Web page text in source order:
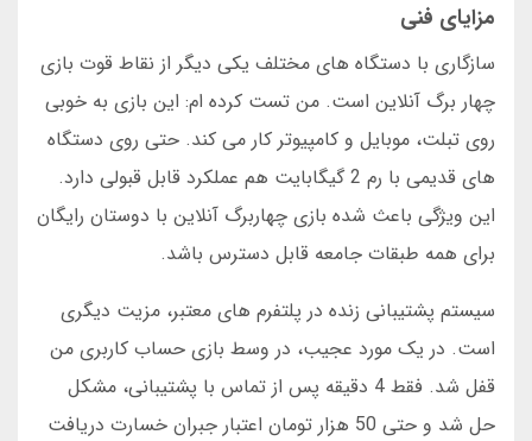
مزایای فنی
سازگاری با دستگاه های مختلف یکی دیگر از نقاط قوت بازی
چهار برگ آنلاین است. من تست کرده ام: این بازی به خوبی
روی تبلت، موبایل و کامپیوتر کار می کند. حتی روی دستگاه
های قدیمی با رم 2 گیگابایت هم عملکرد قابل قبولی دارد.
این ویژگی باعث شده بازی چهاربرگ آنلاین با دوستان رایگان
برای همه طبقات جامعه قابل دسترس باشد.
سیستم پشتیبانی زنده در پلتفرم های معتبر، مزیت دیگری
است. در یک مورد عجیب، در وسط بازی حساب کاربری من
قفل شد. فقط 4 دقیقه پس از تماس با پشتیبانی، مشکل
حل شد و حتی 50 هزار تومان اعتبار جبران خسارت دریافت